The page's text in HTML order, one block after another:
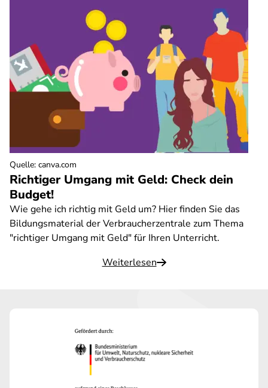
Richtiger Umgang mit Geld: Check dein
Budget!
Wie gehe ich richtig mit Geld um? Hier finden Sie das
Bildungsmaterial der Verbraucherzentrale zum Thema
"richtiger Umgang mit Geld" für Ihren Unterricht.
Weiterlesen
Quelle: canva.com